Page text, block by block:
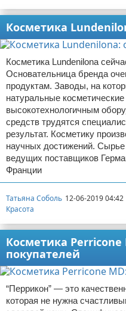
Косметика
Косметика Lundenilona
Основательница бренда
продуктам. Заводы, на
натуральные
высокотехнологичным
средств трудятся
результат. Косметику
научных достижений.
ведущих поставщиков
Франции
Татьяна Соболь 12-06-2019 04:42
Красота
Косметика Perricone
покупателей
“Перрикон” — это
которая не нужна